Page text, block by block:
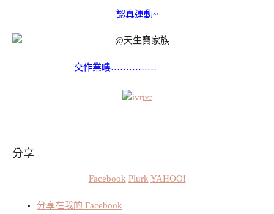
認真運動~
交作業嘍……………
ivr
分享
Facebook Plurk YAHOO!
分享在我的 Facebook